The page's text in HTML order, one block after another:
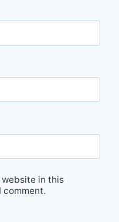
website in this
comment.